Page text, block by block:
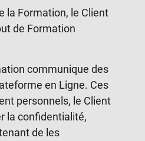
la Formation, le Client
de Formation
communique des
en Ligne. Ces
personnels, le Client
la confidentialité,
de les